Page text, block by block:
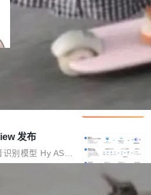
· GitCode · GitHu
、macOS / Linu
# macOS / Linu
solon.noea
数十万乃至数百万
用可承载的上下
扩张与代码历史的
系、接口契约、业
数十乃至数百个文
关联网络。传统的
目录遍历）仅能
触及代码的语义
用代码智能体在
代码仓理解"瓶
下简称" CodeBas
道（CodeA...
算法工程
一起案件：北京一
给自己接的私活腾
部门的全部核心
区某科技公司AI
在公司内部架构
将数据从A集群迁
"。 他没有迁移
他使用此前登录
一条被程序员圈
管理员权限、无
践：KV ca
提升 4
模型系列之一，但
显存了。月之暗面
都是长上下文、M
上瘾，但 GPU 显
Workers AI 团队
在官方博客上发
发布
别模型 Hy ASR
语言模型 Hy3 的